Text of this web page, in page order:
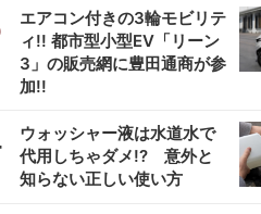
エアコン付きの3輪モビリテ
ィ!! 都市型小型EV「リーン
3」の販売網に豊田通商が参
加!!
ウォッシャー液は水道水で
代用しちゃダメ!? 意外と
知らない正しい使い方